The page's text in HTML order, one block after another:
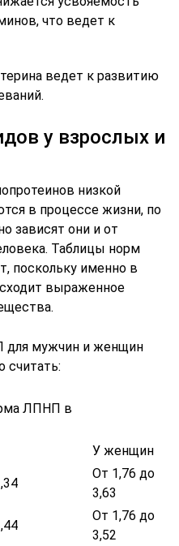
что ведет к
ведет к развитию
у взрослых и
низкой
в процессе жизни, по
зависят они и от
Таблицы норм
поскольку именно в
выраженное
для мужчин и женщин
считать:
в
У женщин
От 1,76 до
3,63
От 1,76 до
3,52